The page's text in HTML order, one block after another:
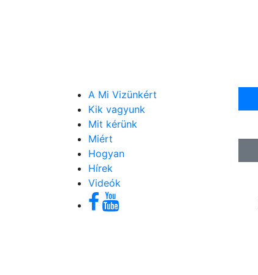
A Mi Vizünkért
Kik vagyunk
Mit kérünk
Miért
Hogyan
Hírek
Videók